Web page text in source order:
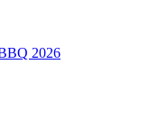
2026